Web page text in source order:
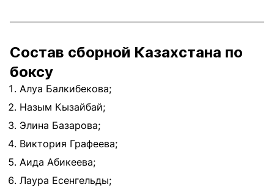
Состав сборной Казахстана по
боксу
Алуа Балкибекова;
Назым Кызайбай;
Элина Базарова;
Виктория Графеева;
Аида Абикеева;
Лаура Есенгельды;